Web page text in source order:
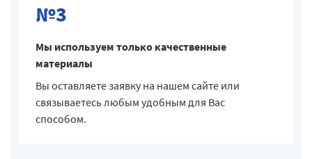
№3
Мы используем только качественные
материалы
Вы оставляете заявку на нашем сайте или
связываетесь любым удобным для Вас
способом.